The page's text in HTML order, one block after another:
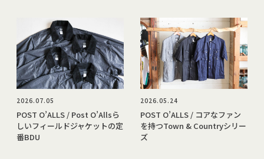
2026.07.05
POST O’ALLS / Post O’Allsら
しいフィールドジャケットの定
番BDU
2026.05.24
POST O’ALLS / コアなファン
を持つTown & Countryシリー
ズ